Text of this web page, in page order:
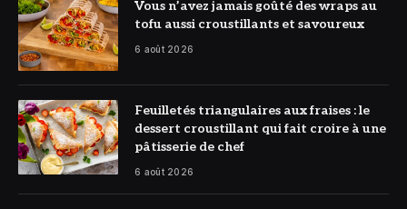
© DR
Vous n’avez jamais goûté des wraps au
tofu aussi croustillants et savoureux
6 août 2026
© DR
Feuilletés triangulaires aux fraises : le
dessert croustillant qui fait croire à une
pâtisserie de chef
6 août 2026